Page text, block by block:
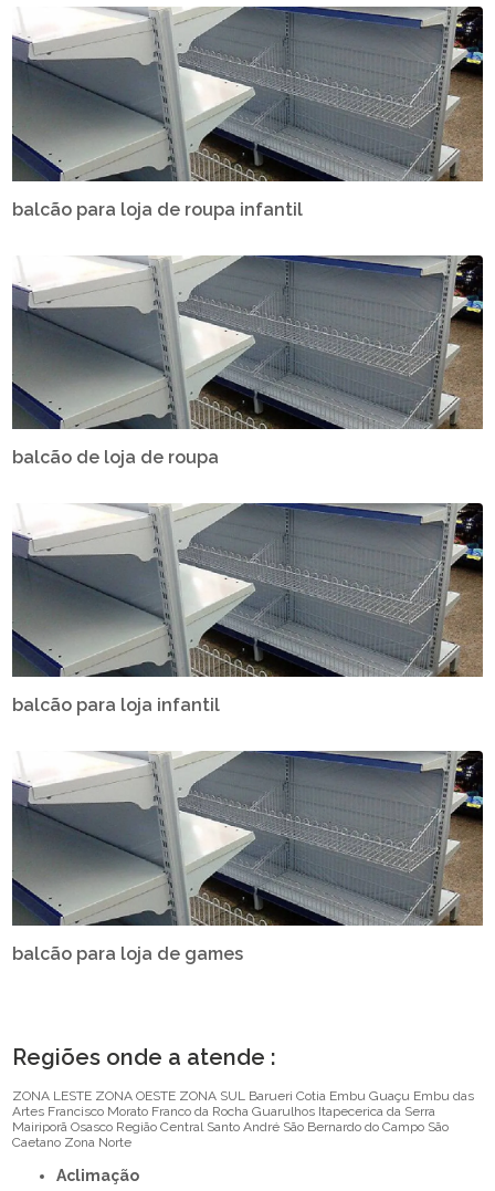
balcão para loja de roupa infantil
balcão de loja de roupa
balcão para loja infantil
balcão para loja de games
Regiões onde a atende :
ZONA LESTE ZONA OESTE ZONA SUL Barueri Cotia Embu Guaçu Embu das
Artes Francisco Morato Franco da Rocha Guarulhos Itapecerica da Serra
Mairiporã Osasco Região Central Santo André São Bernardo do Campo São
Caetano Zona Norte
Aclimação